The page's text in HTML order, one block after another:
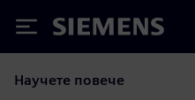
Siemens
Научете повече